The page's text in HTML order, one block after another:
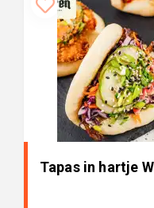
Tapas in hartje